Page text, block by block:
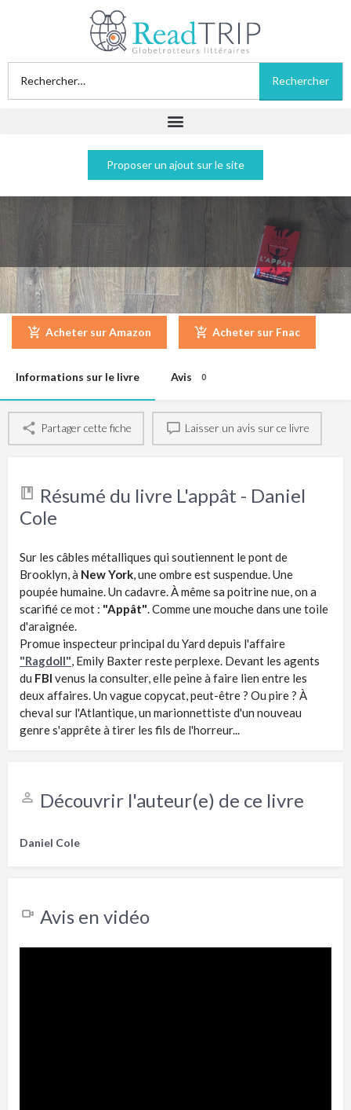
Proposer un ajout sur le site
L'appât - Daniel Cole
Acheter sur Amazon Acheter sur Fnac
Informations sur le livre Avis 0
Partager cette fiche Laisser un avis sur ce livre
Résumé du livre L'appât - Daniel
Cole
Sur les câbles métalliques qui soutiennent le pont de
Brooklyn, à New York , une ombre est suspendue. Une
poupée humaine. Un cadavre. À même sa poitrine nue, on a
scarifié ce mot : "Appât" . Comme une mouche dans une toile
d'araignée.
Promue inspecteur principal du Yard depuis l'affaire
"Ragdoll" , Emily Baxter reste perplexe. Devant les agents
du FBI venus la consulter, elle peine à faire lien entre les
deux affaires. Un vague copycat, peut-être ? Ou pire ? À
cheval sur l'Atlantique, un marionnettiste d'un nouveau
genre s'apprête à tirer les fils de l'horreur...
Découvrir l'auteur(e) de ce livre
Daniel Cole
Avis en vidéo